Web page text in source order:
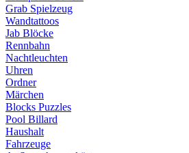
Grab Spielzeug
Wandtattoos
Jab Blöcke
Rennbahn
Nachtleuchten
Uhren
Ordner
Märchen
Blocks Puzzles
Pool Billard
Haushalt
Fahrzeuge